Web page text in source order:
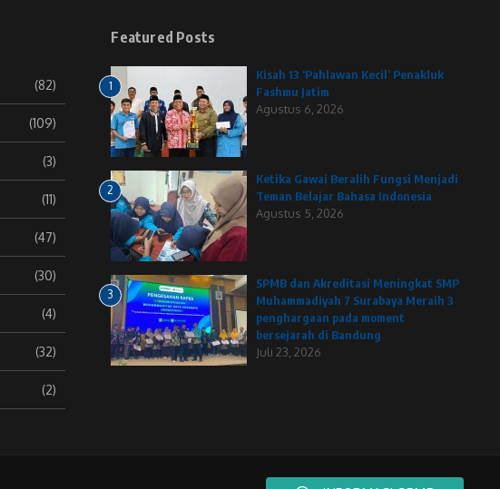
(82)
(109)
(3)
(11)
(47)
(30)
(4)
(32)
(2)
Featured Posts
1
Kisah 13 ‘Pahlawan Kecil’ Penakluk
Fashmu Jatim
Agustus 6, 2026
2
Ketika Gawai Beralih Fungsi Menjadi
Teman Belajar Bahasa Indonesia
Agustus 5, 2026
3
SPMB dan Akreditasi Meningkat SMP
Muhammadiyah 7 Surabaya Meraih 3
penghargaan pada moment
bersejarah di Bandung
Juli 23, 2026